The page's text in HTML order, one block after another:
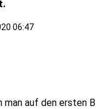
06:47
man auf den ersten